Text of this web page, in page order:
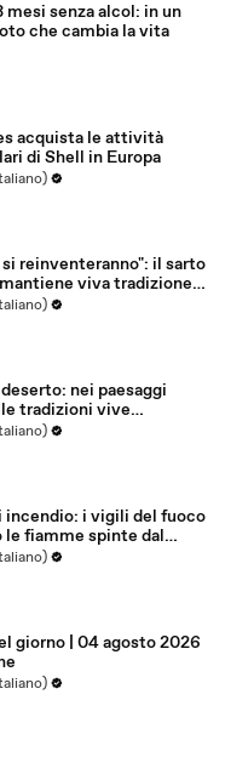
mesi senza alcol: in un
che cambia la vita
acquista le attività
di Shell in Europa
reinventeranno": il sarto
viva tradizione
misura
nei paesaggi
tradizioni vive
incendio: i vigili del fuoco
fiamme spinte dal
giorno | 04 agosto 2026